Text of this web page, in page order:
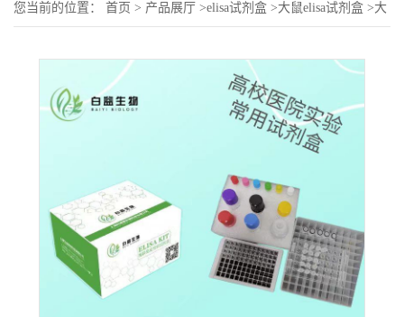
您当前的位置： 首页 > 产品展厅 >elisa试剂盒 >大鼠elisa试剂盒 >大